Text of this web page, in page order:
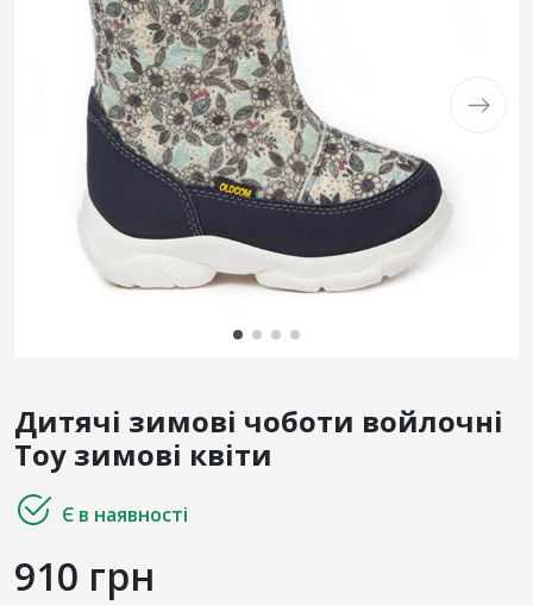
Дитячі зимові чоботи войлочні
Toy зимові квіти
Є в наявності
910 грн